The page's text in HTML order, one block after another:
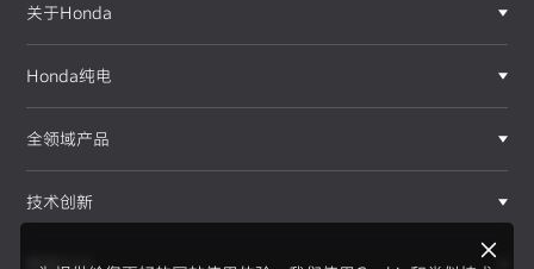
关于Honda
Honda纯电
全领域产品
技术创新
赛事运动